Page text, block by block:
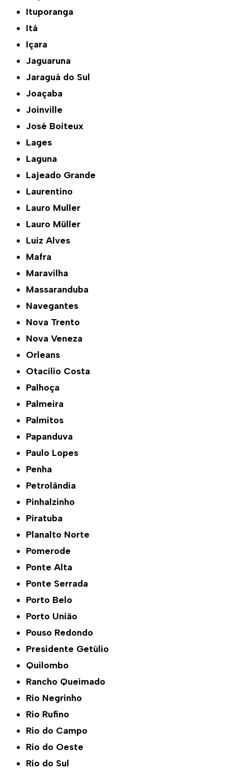
Ituporanga
Itá
Içara
Jaguaruna
Jaraguá do Sul
Joaçaba
Joinville
José Boiteux
Lages
Laguna
Lajeado Grande
Laurentino
Lauro Muller
Lauro Müller
Luiz Alves
Mafra
Maravilha
Massaranduba
Navegantes
Nova Trento
Nova Veneza
Orleans
Otacílio Costa
Palhoça
Palmeira
Palmitos
Papanduva
Paulo Lopes
Penha
Petrolândia
Pinhalzinho
Piratuba
Planalto Norte
Pomerode
Ponte Alta
Ponte Serrada
Porto Belo
Porto União
Pouso Redondo
Presidente Getúlio
Quilombo
Rancho Queimado
Rio Negrinho
Rio Rufino
Rio do Campo
Rio do Oeste
Rio do Sul